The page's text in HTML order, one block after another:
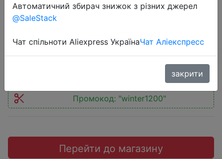
Redmi Note 8 T, 4 ГБ, 64 ГБ
глобальная версия
$149.27
Промокод: "winter1200"
Перейти до магазину
Автоматичний збирач знижок з різних джерел
@SaleStack
Чат спільноти Aliexpress УкраїнаЧат Аліекспресс
закрити